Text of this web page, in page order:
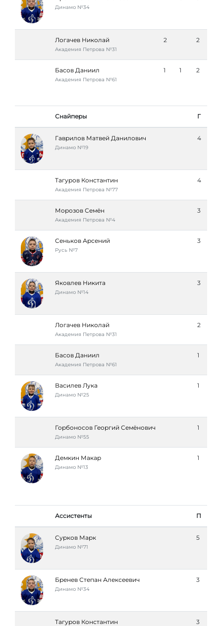
Динамо №34
Логачев Николай
Академия Петровa №31
2 2
Басов Даниил
Академия Петровa №61
1 1 2
Снайперы Г
Гаврилов Матвей Данилович
Динамо №19
4
Тагуров Константин
Академия Петровa №77
4
Морозов Семён
Академия Петровa №4
3
Сеньков Арсений
Русь №7
3
Яковлев Никита
Динамо №14
3
Логачев Николай
Академия Петровa №31
2
Басов Даниил
Академия Петровa №61
1
Василев Лука
Динамо №25
1
Горбоносов Георгий Семёнович
Динамо №55
1
Демкин Макар
Динамо №13
1
Ассистенты П
Сурков Марк
Динамо №71
5
Бренев Степан Алексеевич
Динамо №34
3
Тагуров Константин 3